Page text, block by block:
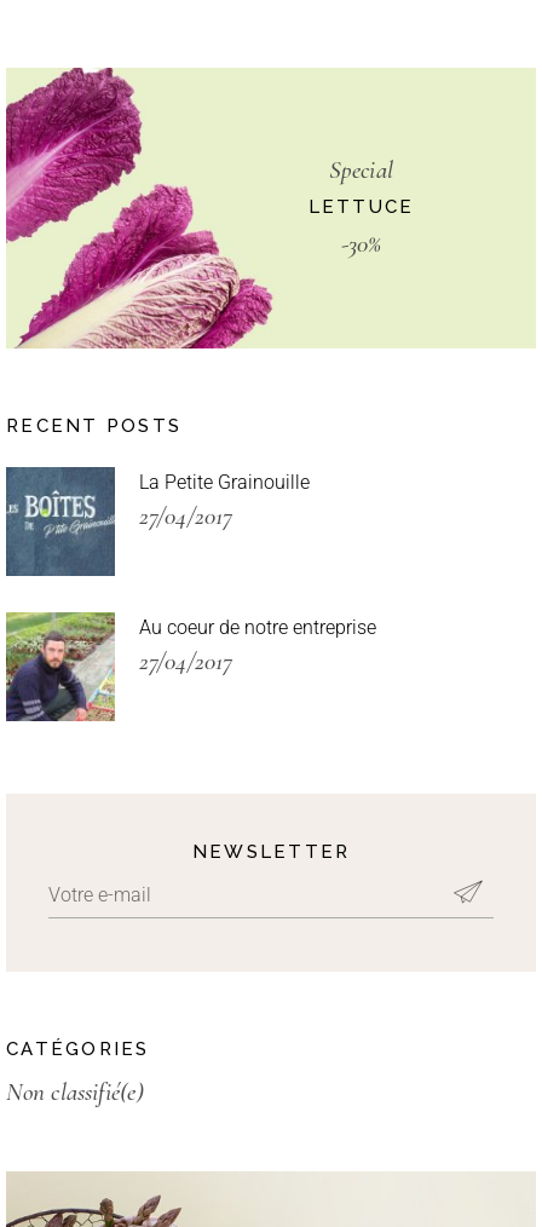
Special
LETTUCE
-30%
RECENT POSTS
La Petite Grainouille
27/04/2017
Au coeur de notre entreprise
27/04/2017
NEWSLETTER
CATÉGORIES
Non classifié(e)